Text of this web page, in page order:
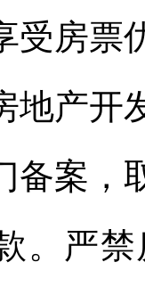
受房票
地产开
备案，
。严